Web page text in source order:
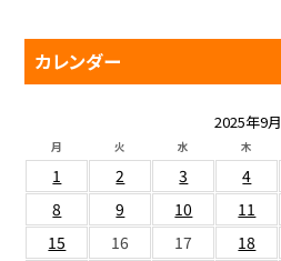
カレンダー
2025年9月
月 火 水 木
1 2 3 4
8
9 10 11
15
16 17 18